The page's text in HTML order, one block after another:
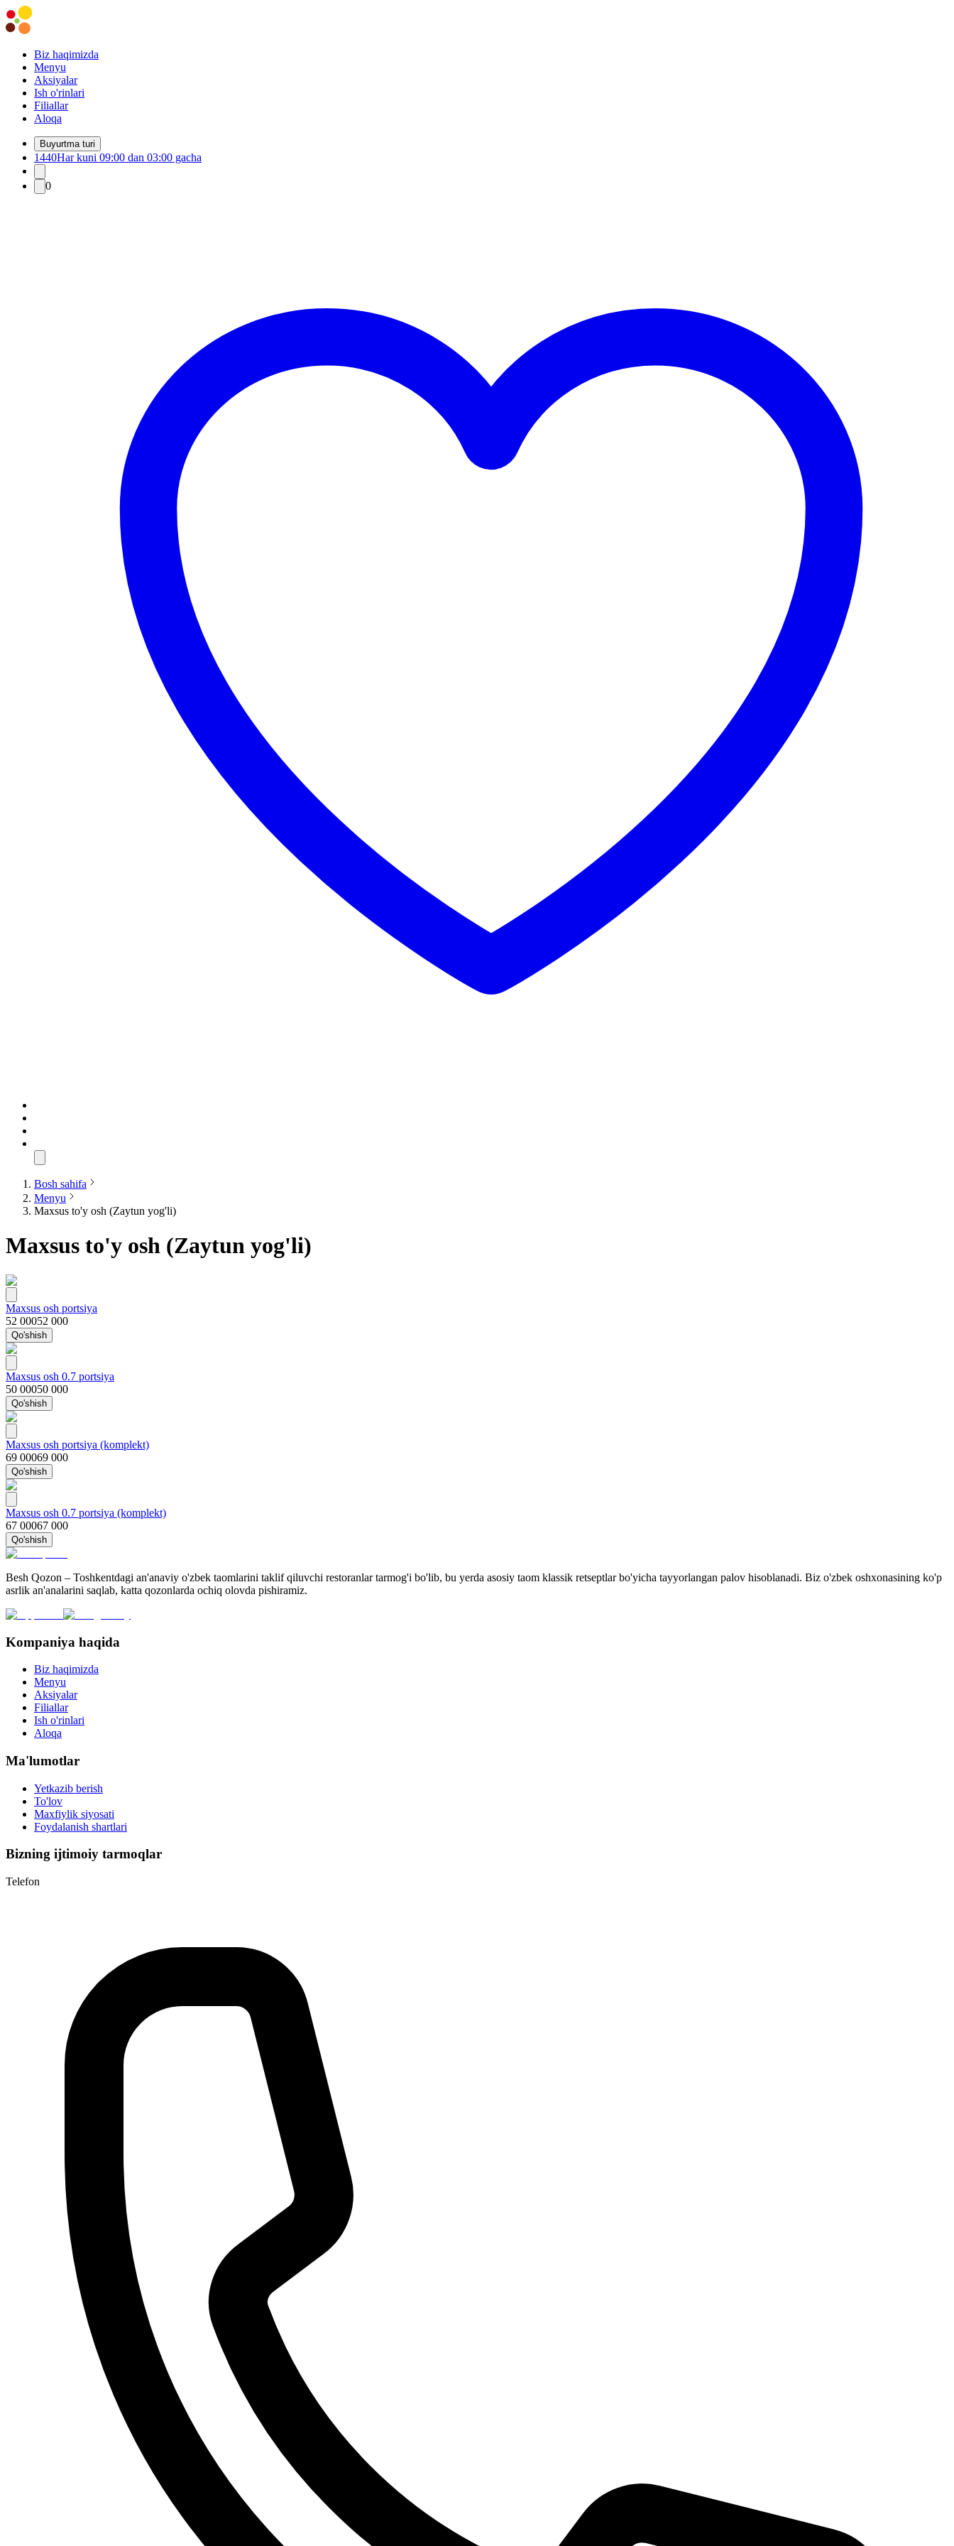
Biz haqimizda
Menyu
Aksiyalar
Ish o'rinlari
Filiallar
Aloqa
Buyurtma turi
1440Har kuni 09:00 dan 03:00 gacha
0
Bosh sahifa
Menyu
Maxsus to'y osh (Zaytun yog'li)
Maxsus to'y osh (Zaytun yog'li)
Maxsus osh portsiya
52 00052 000
Qo'shish
Maxsus osh 0.7 portsiya
50 00050 000
Qo'shish
Maxsus osh portsiya (komplekt)
69 00069 000
Qo'shish
Maxsus osh 0.7 portsiya (komplekt)
67 00067 000
Qo'shish
Besh Qozon – Toshkentdagi an'anaviy o'zbek taomlarini taklif qiluvchi restoranlar tarmog'i bo'lib, bu yerda asosiy taom klassik retseptlar bo'yicha tayyorlangan palov hisoblanadi. Biz o'zbek oshxonasining ko'p
asrlik an'analarini saqlab, katta qozonlarda ochiq olovda pishiramiz.
Kompaniya haqida
Biz haqimizda
Menyu
Aksiyalar
Filiallar
Ish o'rinlari
Aloqa
Ma'lumotlar
Yetkazib berish
To'lov
Maxfiylik siyosati
Foydalanish shartlari
Bizning ijtimoiy tarmoqlar
Telefon